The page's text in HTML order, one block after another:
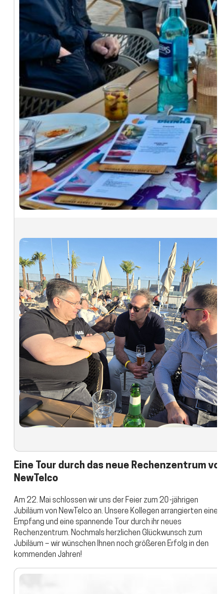
Eine Tour durch das neue Rechenzentrum
NewTelco
Am 22. Mai schlossen wir uns der Feier zum 20-jährigen
Jubiläum von NewTelco an. Unsere Kollegen arrangierten
Empfang und eine spannende Tour durch ihr neues
Rechenzentrum. Nochmals herzlichen Glückwunsch zum
Jubiläum – wir wünschen Ihnen noch größeren Erfolg in den
kommenden Jahren!